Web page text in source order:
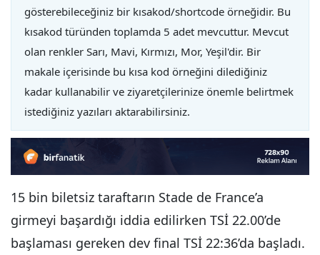
gösterebileceğiniz bir kısakod/shortcode örneğidir. Bu
kısakod türünden toplamda 5 adet mevcuttur. Mevcut
olan renkler Sarı, Mavi, Kırmızı, Mor, Yeşil'dir. Bir
makale içerisinde bu kısa kod örneğini dilediğiniz
kadar kullanabilir ve ziyaretçilerinize önemle belirtmek
istediğiniz yazıları aktarabilirsiniz.
15 bin biletsiz taraftarın Stade de France’a
girmeyi başardığı iddia edilirken TSİ 22.00’de
başlaması gereken dev final TSİ 22:36’da başladı.